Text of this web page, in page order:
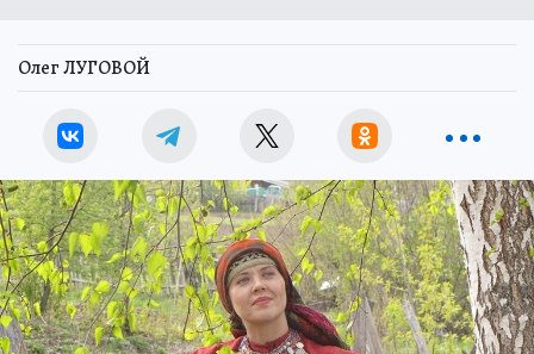
Олег ЛУГОВОЙ